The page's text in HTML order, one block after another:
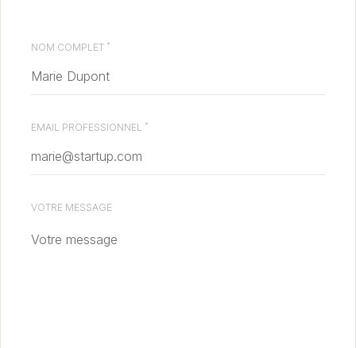
NOM COMPLET *
EMAIL PROFESSIONNEL *
VOTRE MESSAGE